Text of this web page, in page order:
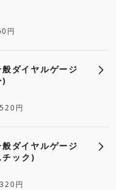
円
ダイヤルゲージ
)
円
ダイヤルゲージ
ック)
円